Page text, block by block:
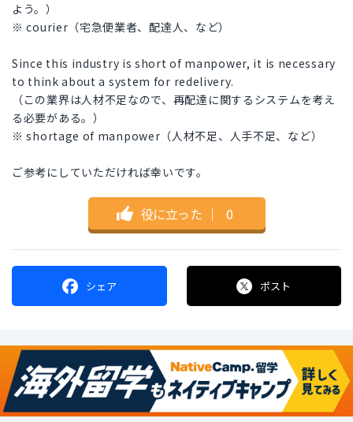
よう。）
※ courier（宅急便業者、配達人、など）
Since this industry is short of manpower, it is necessary
to think about a system for redelivery.
（この業界は人材不足なので、再配達に関するシステムを考え
る必要がある。）
※ shortage of manpower（人材不足、人手不足、など）
ご参考にしていただければ幸いです。
役に立った ｜ 0
シェア ポスト